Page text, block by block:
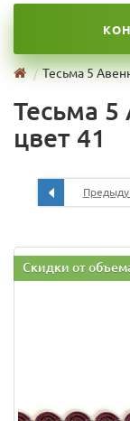
Тесьма 5
Тесьма
цвет 41
Скидки от